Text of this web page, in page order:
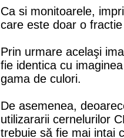
Ca si monitoarele,
care este doar o
Prin urmare acelaşi
fie identica cu
gama de culori.
De asemenea,
utilizararii cernelurilor
trebuie să fie mai intai